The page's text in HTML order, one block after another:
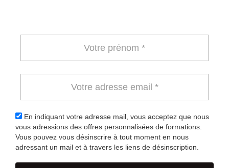
En indiquant votre adresse mail, vous acceptez que nous
vous adressions des offres personnalisées de formations.
Vous pouvez vous désinscrire à tout moment en nous
adressant un mail et à travers les liens de désinscription.